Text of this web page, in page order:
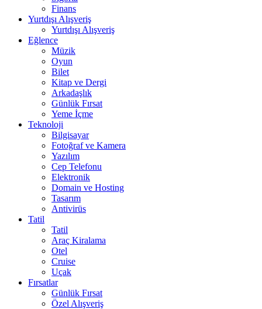
Finans
Yurtdışı Alışveriş
Yurtdışı Alışveriş
Eğlence
Müzik
Oyun
Bilet
Kitap ve Dergi
Arkadaşlık
Günlük Fırsat
Yeme İçme
Teknoloji
Bilgisayar
Fotoğraf ve Kamera
Yazılım
Cep Telefonu
Elektronik
Domain ve Hosting
Tasarım
Antivirüs
Tatil
Tatil
Araç Kiralama
Otel
Cruise
Uçak
Fırsatlar
Günlük Fırsat
Özel Alışveriş